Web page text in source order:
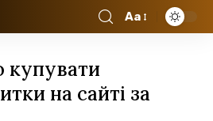
Aa
купувати
на сайті за